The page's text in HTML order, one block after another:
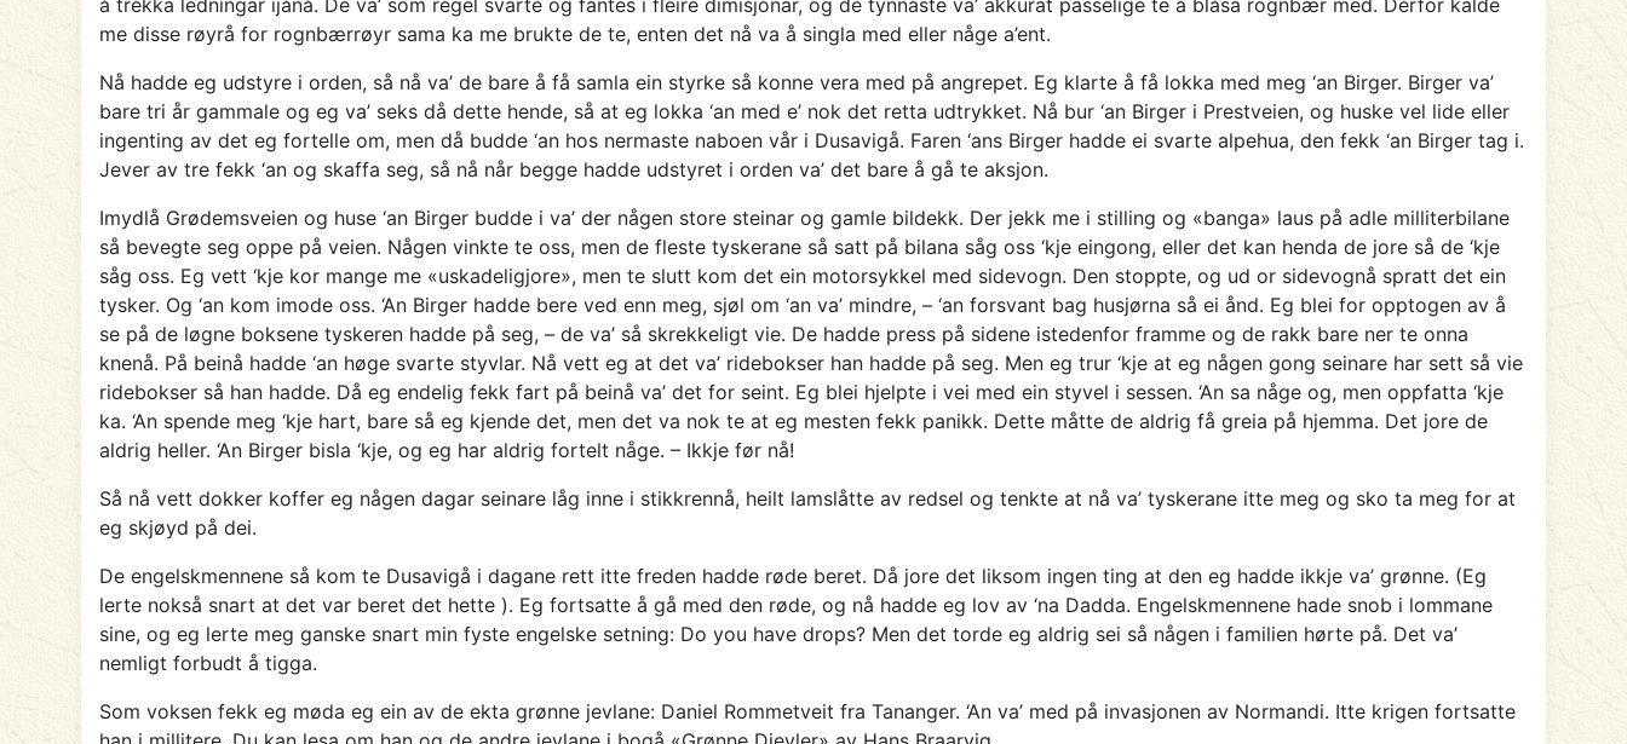
å trekka ledningar ijånå. De va’ som regel svarte og fantes i fleire dimisjonar, og de tynnaste va’ akkurat passelige te å blåsa rognbær med. Derfor kalde
me disse røyrå for rognbærrøyr sama ka me brukte de te, enten det nå va å singla med eller någe a’ent.
Nå hadde eg udstyre i orden, så nå va’ de bare å få samla ein styrke så konne vera med på angrepet. Eg klarte å få lokka med meg ‘an Birger. Birger va’
bare tri år gammale og eg va’ seks då dette hende, så at eg lokka ‘an med e’ nok det retta udtrykket. Nå bur ‘an Birger i Prestveien, og huske vel lide eller
ingenting av det eg fortelle om, men då budde ‘an hos nermaste naboen vår i Dusavigå. Faren ‘ans Birger hadde ei svarte alpehua, den fekk ‘an Birger tag i.
Jever av tre fekk ‘an og skaffa seg, så nå når begge hadde udstyret i orden va’ det bare å gå te aksjon.
Imydlå Grødemsveien og huse ‘an Birger budde i va’ der någen store steinar og gamle bildekk. Der jekk me i stilling og «banga» laus på adle milliterbilane
så bevegte seg oppe på veien. Någen vinkte te oss, men de fleste tyskerane så satt på bilana såg oss ‘kje eingong, eller det kan henda de jore så de ‘kje
såg oss. Eg vett ‘kje kor mange me «uskadeligjore», men te slutt kom det ein motorsykkel med sidevogn. Den stoppte, og ud or sidevognå spratt det ein
tysker. Og ‘an kom imode oss. ‘An Birger hadde bere ved enn meg, sjøl om ‘an va’ mindre, – ‘an forsvant bag husjørna så ei ånd. Eg blei for opptogen av å
se på de løgne boksene tyskeren hadde på seg, – de va’ så skrekkeligt vie. De hadde press på sidene istedenfor framme og de rakk bare ner te onna
knenå. På beinå hadde ‘an høge svarte styvlar. Nå vett eg at det va’ ridebokser han hadde på seg. Men eg trur ‘kje at eg någen gong seinare har sett så vie
ridebokser så han hadde. Då eg endelig fekk fart på beinå va’ det for seint. Eg blei hjelpte i vei med ein styvel i sessen. ‘An sa någe og, men oppfatta ‘kje
ka. ‘An spende meg ‘kje hart, bare så eg kjende det, men det va nok te at eg mesten fekk panikk. Dette måtte de aldrig få greia på hjemma. Det jore de
aldrig heller. ‘An Birger bisla ‘kje, og eg har aldrig fortelt någe. – Ikkje før nå!
Så nå vett dokker koffer eg någen dagar seinare låg inne i stikkrennå, heilt lamslåtte av redsel og tenkte at nå va’ tyskerane itte meg og sko ta meg for at
eg skjøyd på dei.
De engelskmennene så kom te Dusavigå i dagane rett itte freden hadde røde beret. Då jore det liksom ingen ting at den eg hadde ikkje va’ grønne. (Eg
lerte nokså snart at det var beret det hette ). Eg fortsatte å gå med den røde, og nå hadde eg lov av ‘na Dadda. Engelskmennene hade snob i lommane
sine, og eg lerte meg ganske snart min fyste engelske setning: Do you have drops? Men det torde eg aldrig sei så någen i familien hørte på. Det va’
nemligt forbudt å tigga.
Som voksen fekk eg møda eg ein av de ekta grønne jevlane: Daniel Rommetveit fra Tananger. ‘An va’ med på invasjonen av Normandi. Itte krigen fortsatte